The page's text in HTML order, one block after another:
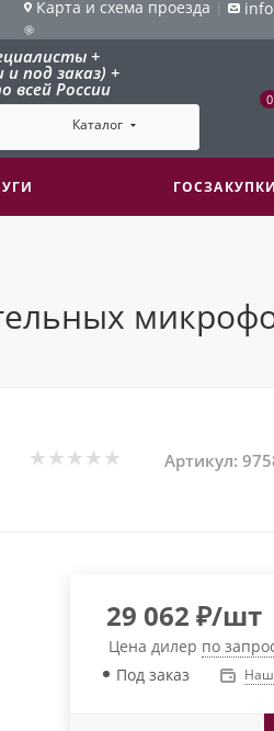
Карта и схема проезда |
+
под заказ) +
всей России
Каталог
0
ГОСЗАКУПКИ
Артикул:
29 062 ₽/шт
Цена дилер по
Под заказ